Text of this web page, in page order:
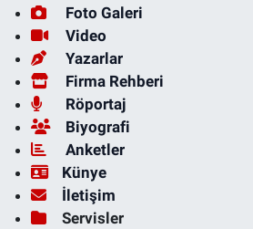
Foto Galeri
Video
Yazarlar
Firma Rehberi
Röportaj
Biyografi
Anketler
Künye
İletişim
Servisler